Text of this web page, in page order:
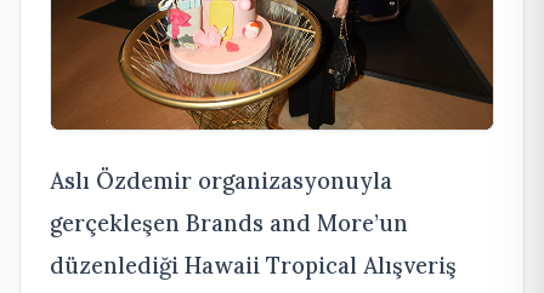
Aslı Özdemir organizasyonuyla
gerçekleşen Brands and More’un
düzenlediği Hawaii Tropical Alışveriş